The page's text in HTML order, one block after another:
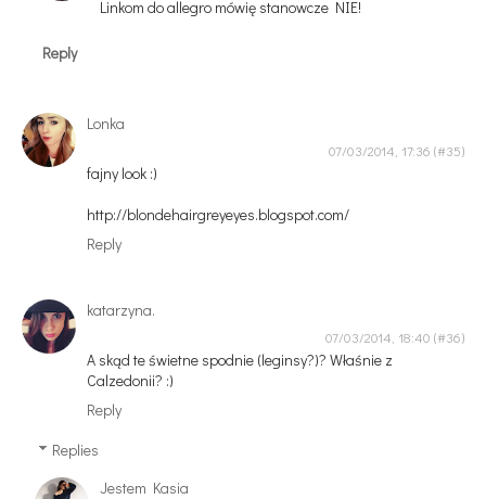
Linkom do allegro mówię stanowcze NIE!
Reply
Lonka
07/03/2014, 17:36
fajny look :)
http://blondehairgreyeyes.blogspot.com/
Reply
katarzyna.
07/03/2014, 18:40
A skąd te świetne spodnie (leginsy?)? Właśnie z
Calzedonii? :)
Reply
Replies
Jestem Kasia